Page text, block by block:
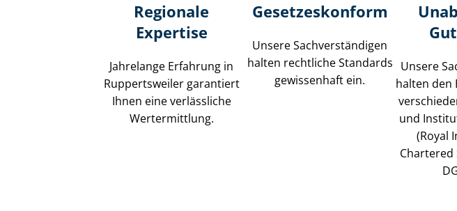
Regionale
Expertise
Jahrelange Erfahrung in
Ruppertsweiler garantiert
Ihnen eine verlässliche
Wertermittlung.
Gesetzes­konform
Unsere Sach­ver­stän­di­gen
halten rechtliche Standards
gewissenhaft ein.
Unsere
halten den
und
(Royal
Chartered